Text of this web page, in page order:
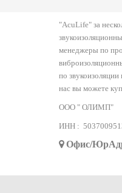
"AcuLife" за
менеджеры по
по звукоизоляции
нас вы можете
ООО " ОЛИМП"
ИНН :
Офис/